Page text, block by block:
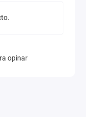
opinar